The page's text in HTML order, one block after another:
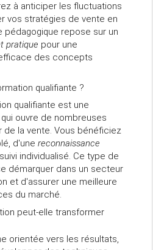
à anticiper les fluctuations
vos stratégies de vente en
pédagogique repose sur un
pratique pour une
des concepts
qualifiante ?
qualifiante est une
ouvre de nombreuses
la vente. Vous bénéficiez
d'une reconnaissance
individualisé. Ce type de
démarquer dans un secteur
et d'assurer une meilleure
du marché.
peut-elle transformer
orientée vers les résultats,